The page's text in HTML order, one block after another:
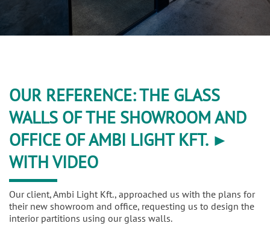
OUR REFERENCE: THE GLASS
WALLS OF THE SHOWROOM AND
OFFICE OF AMBI LIGHT KFT. ►
WITH VIDEO
Our client, Ambi Light Kft., approached us with the plans for
their new showroom and office, requesting us to design the
interior partitions using our glass walls.